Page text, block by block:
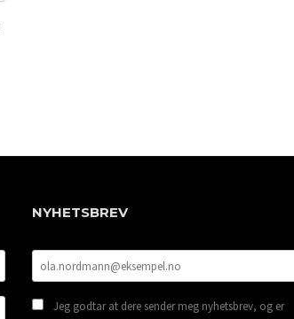
NYHETSBREV
Jeg godtar at dere sender meg nyhetsbrev, og er